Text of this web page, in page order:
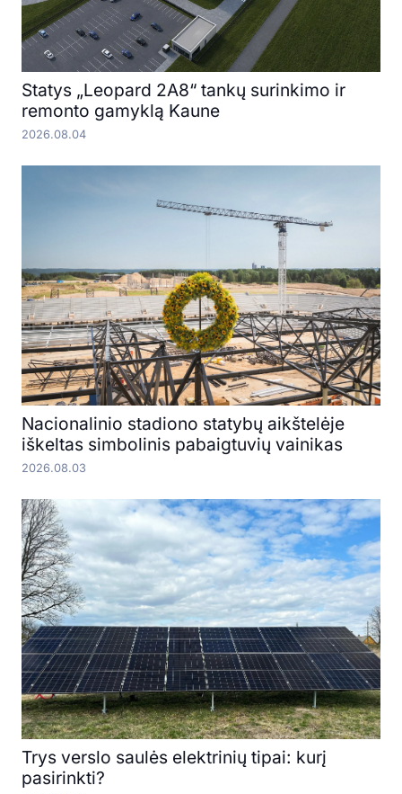
Statys „Leopard 2A8“ tankų surinkimo ir
remonto gamyklą Kaune
2026.08.04
Nacionalinio stadiono statybų aikštelėje
iškeltas simbolinis pabaigtuvių vainikas
2026.08.03
Trys verslo saulės elektrinių tipai: kurį
pasirinkti?